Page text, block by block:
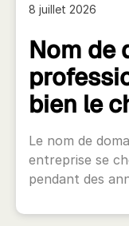
8 juillet 2026
Nom de
bien le
Le nom de
entreprise se
pendant des